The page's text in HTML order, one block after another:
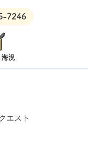
7246
況
エスト